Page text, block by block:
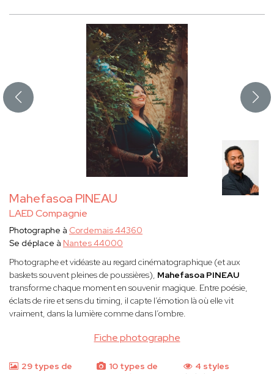
Mahefasoa PINEAU
LAED Compagnie
Fiche photographe
Photographe à Cordemais 44360
Se déplace à Nantes 44000
Photographe et vidéaste au regard cinématographique (et aux
baskets souvent pleines de poussières), Mahefasoa PINEAU
transforme chaque moment en souvenir magique. Entre poésie,
éclats de rire et sens du timing, il capte l’émotion là où elle vit
vraiment, dans la lumière comme dans l’ombre.
29 types de
10 types de
4 styles